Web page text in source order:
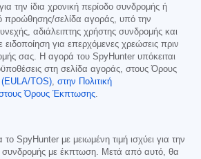
την ίδια χρονική περίοδο συνδρομής ή
προώθησης/σελίδα αγοράς, υπό την
αδιάλειπτης χρήστης συνδρομής και
ειδοποίηση για επερχόμενες χρεώσεις πριν
σας. Η αγορά του SpyHunter υπόκειται
στη σελίδα αγοράς, στους Όρους
(EULA/TOS), στην Πολιτική
Όρους Έκπτωσης.
SpyHunter με μειωμένη τιμή ισχύει για την
συνδρομής με έκπτωση. Μετά από αυτό, θα